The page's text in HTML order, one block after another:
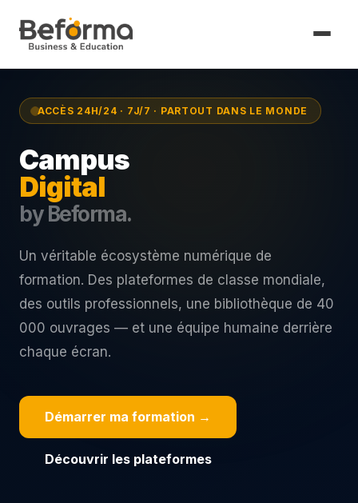
ACCÈS 24H/24 · 7J/7 · PARTOUT DANS LE MONDE
Campus
Digital
by Beforma.
Un véritable écosystème numérique de
formation. Des plateformes de classe mondiale,
des outils professionnels, une bibliothèque de 40
000 ouvrages — et une équipe humaine derrière
chaque écran.
Démarrer ma formation →
Découvrir les plateformes